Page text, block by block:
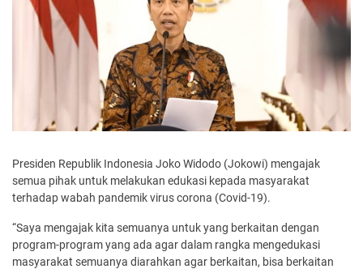
Presiden Republik Indonesia Joko Widodo (Jokowi) mengajak
semua pihak untuk melakukan edukasi kepada masyarakat
terhadap wabah pandemik virus corona (Covid-19).
“Saya mengajak kita semuanya untuk yang berkaitan dengan
program-program yang ada agar dalam rangka mengedukasi
masyarakat semuanya diarahkan agar berkaitan, bisa berkaitan